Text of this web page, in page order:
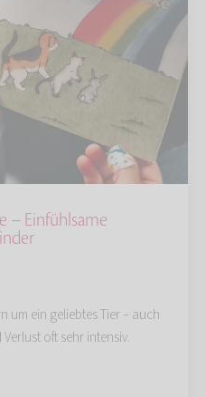
– Einfühlsame
um ein geliebtes Tier – auch
oft sehr intensiv.